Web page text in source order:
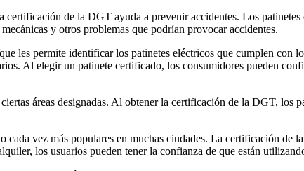
de la DGT ayuda a prevenir accidentes. Los patinetes
y otros problemas que podrían provocar accidentes.
les permite identificar los patinetes eléctricos que cumplen con
Al elegir un patinete certificado, los consumidores pueden
áreas designadas. Al obtener la certificación de la DGT, los
cada vez más populares en muchas ciudades. La certificación de
los usuarios pueden tener la confianza de que están